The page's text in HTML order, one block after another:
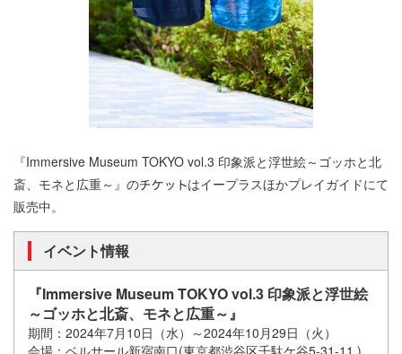
『Immersive Museum TOKYO vol.3 印象派と浮世絵～ゴッホと北
斎、モネと広重～』の
はイープラスほかプレイガイドにて
販売中。
イベント情報
『Immersive Museum TOKYO vol.3 印象派と浮世絵
～ゴッホと北斎、モネと広重～』
期間：2024年7月10日（水）～2024年10月29日（火）